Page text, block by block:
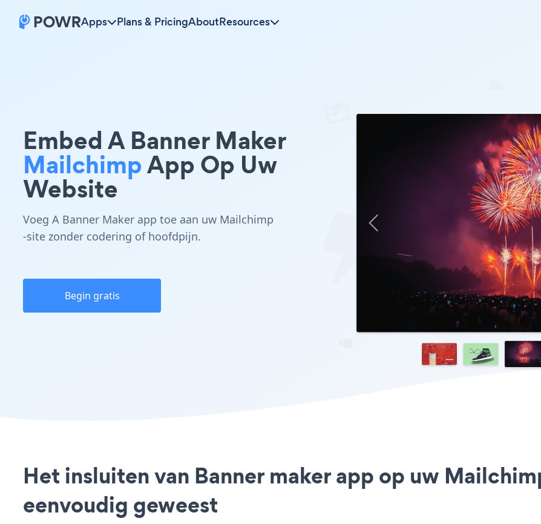
Apps Plans & PricingAboutResources
Embed A Banner Maker
MailchimpApp Op Uw
Website
Voeg A Banner Maker app toe aan uw Mailchimp
-site zonder codering of hoofdpijn.
Begin gratis
Het insluiten van Banner maker app op uw
eenvoudig geweest